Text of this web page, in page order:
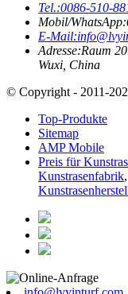
Tel.:0086-510-
Mobil/WhatsApp:
E-Mail:
Adresse:Raum
Wuxi, China
© Copyright - 2011-
Top-Produkte
Sitemap
AMP Mobile
Preis für
Kunstrasenfabrik,